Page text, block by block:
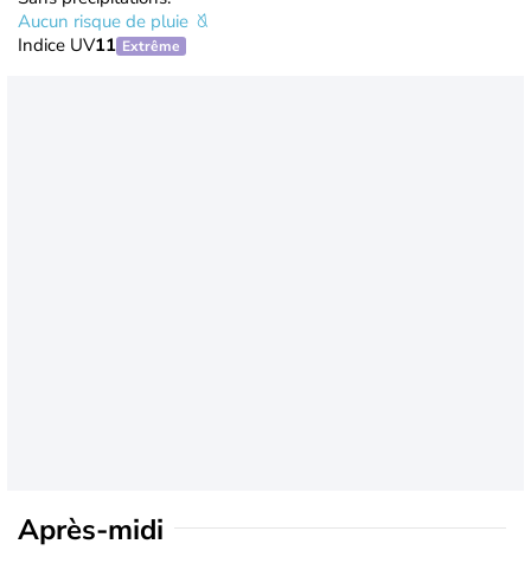
Aucun risque de pluie
Indice UV11 Extrême
Après-midi